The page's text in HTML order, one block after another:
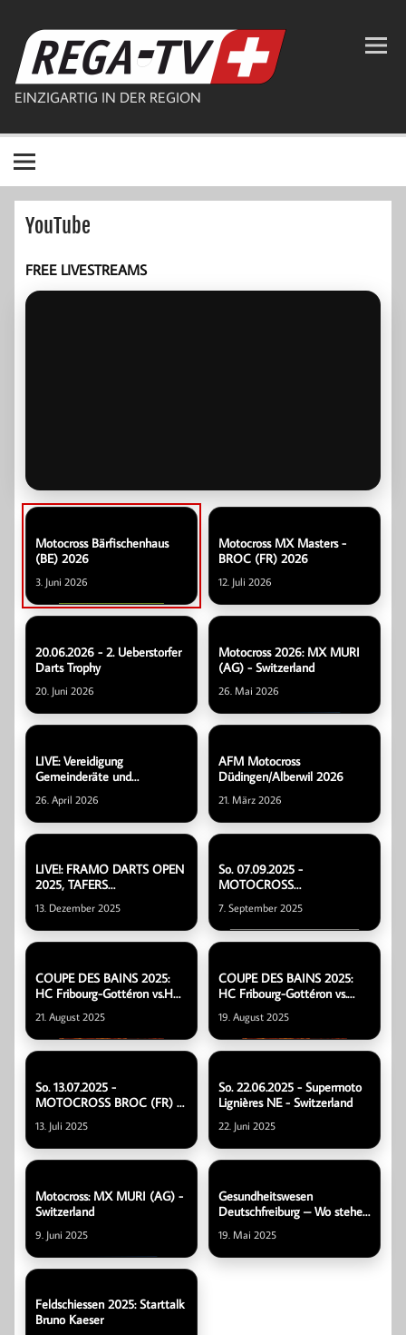
springen
REGA-TV
EINZIGARTIG IN DER REGION
YouTube
FREE LIVESTREAMS
Motocross Bärfischenhaus
(BE) 2026
3. Juni 2026
Motocross MX Masters -
BROC (FR) 2026
12. Juli 2026
20.06.2026 - 2. Ueberstorfer
Darts Trophy
20. Juni 2026
Motocross 2026: MX MURI
(AG) - Switzerland
26. Mai 2026
LIVE: Vereidigung
Gemeinderäte und
Generalräte
26. April 2026
AFM Motocross
Düdingen/Alberwil 2026
21. März 2026
LIVE!: FRAMO DARTS OPEN
2025, TAFERS
(SWITZERLAND)
13. Dezember 2025
So. 07.09.2025 -
MOTOCROSS
GROSSWANGEN (LU) -
Switzerland
7. September 2025
COUPE DES BAINS 2025:
HC Fribourg-Gottéron vs.HC
Dynamo Pardubice
21. August 2025
COUPE DES BAINS 2025:
HC Fribourg-Gottéron vs.
Brûleurs de Loups Grenoble
19. August 2025
So. 13.07.2025 -
MOTOCROSS BROC (FR) -
Switzerland
13. Juli 2025
So. 22.06.2025 - Supermoto
Lignières NE - Switzerland
22. Juni 2025
Motocross: MX MURI (AG) -
Switzerland
9. Juni 2025
Gesundheitswesen
Deutschfreiburg – Wo stehen
wir heute – Wie weiter
19. Mai 2025
Feldschiessen 2025: Starttalk
Bruno Kaeser